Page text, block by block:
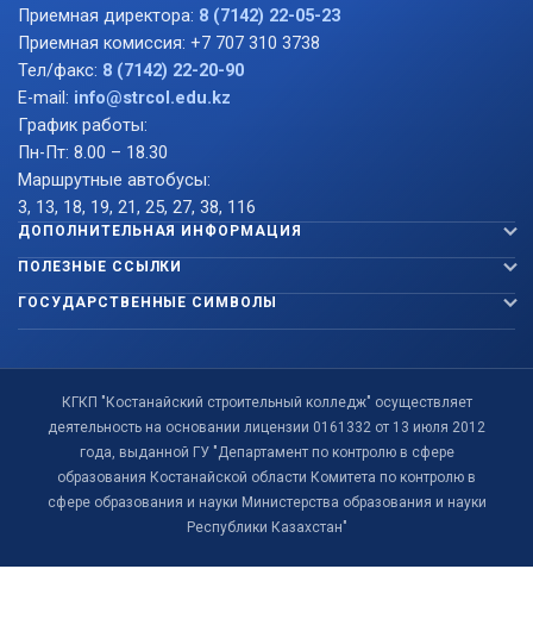
Приемная директора: 8 (7142) 22-05-23
Приемная комиссия: +7 707 310 3738
Тел/факс: 8 (7142) 22-20-90
E-mail: info@strcol.edu.kz
График работы:
Пн-Пт: 8.00 – 18.30
Маршрутные автобусы:
3, 13, 18, 19, 21, 25, 27, 38, 116
ДОПОЛНИТЕЛЬНАЯ ИНФОРМАЦИЯ
ПОЛЕЗНЫЕ ССЫЛКИ
ГОСУДАРСТВЕННЫЕ СИМВОЛЫ
КГКП "Костанайский строительный колледж" осуществляет
деятельность на основании лицензии 0161332 от 13 июля 2012
года, выданной ГУ "Департамент по контролю в сфере
образования Костанайской области Комитета по контролю в
сфере образования и науки Министерства образования и науки
Республики Казахстан"